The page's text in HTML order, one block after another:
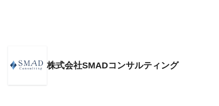
株式会社SMADコンサルティング